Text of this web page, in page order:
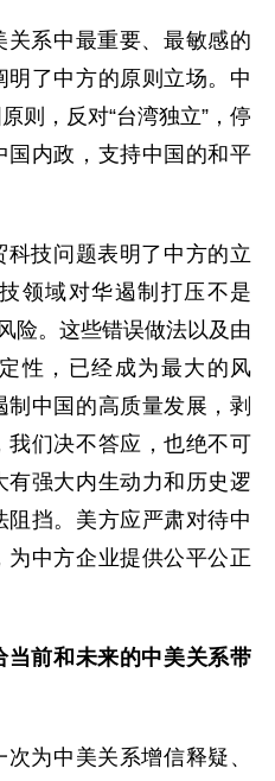
关系中最重要、最敏感的
了中方的原则立场。中
则，反对“台湾独立”，停
国内政，支持中国的和平
科技问题表明了中方的立
领域对华遏制打压不是
险。这些错误做法以及由
性，已经成为最大的风
中国的高质量发展，剥
们决不答应，也绝不可
强大内生动力和历史逻
挡。美方应严肃对待中
中方企业提供公平公正
当前和未来的中美关系带
为中美关系增信释疑、